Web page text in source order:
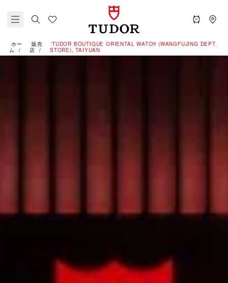
ホー
ム
販売
店
‭TUDOR BOUTIQUE ORIENTAL WATCH (WANGFUJING DEPT.
STORE), TAIYUAN‬